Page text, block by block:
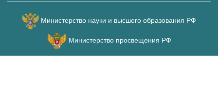
Министерство науки и высшего образования РФ
Министерство просвещения РФ